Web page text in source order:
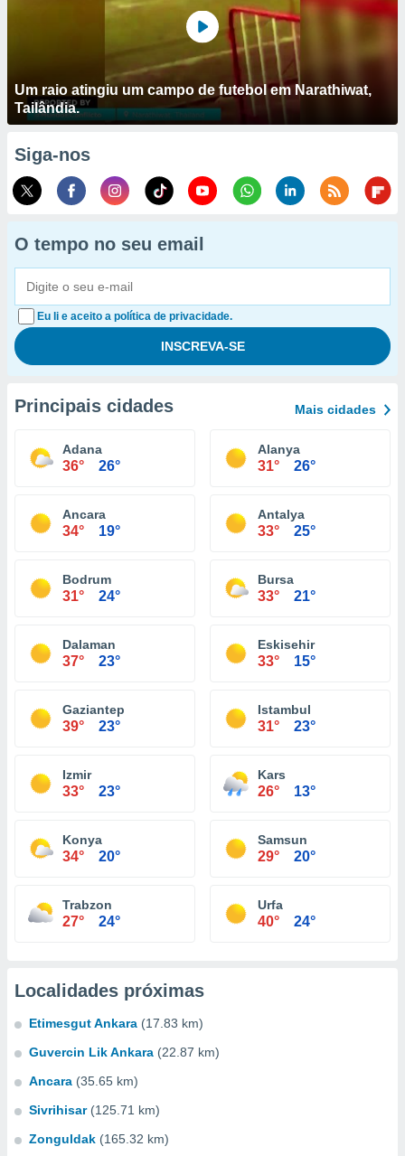
Um raio atingiu um campo de futebol em Narathiwat,
Tailândia.
Siga-nos
O tempo no seu email
Eu li e aceito a política de privacidade.
Principais cidades Mais cidades
Adana
36° 26°
Alanya
31° 26°
Ancara
34° 19°
Antalya
33° 25°
Bodrum
31° 24°
Bursa
33° 21°
Dalaman
37° 23°
Eskisehir
33° 15°
Gaziantep
39° 23°
Istambul
31° 23°
Izmir
33° 23°
Kars
26° 13°
Konya
34° 20°
Samsun
29° 20°
Trabzon
27° 24°
Urfa
40° 24°
Localidades próximas
Etimesgut Ankara (17.83 km)
Guvercin Lik Ankara (22.87 km)
Ancara (35.65 km)
Sivrihisar (125.71 km)
Zonguldak (165.32 km)